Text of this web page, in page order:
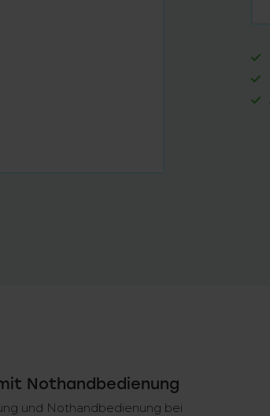
Nothandbedienung
und Nothandbedienung bei